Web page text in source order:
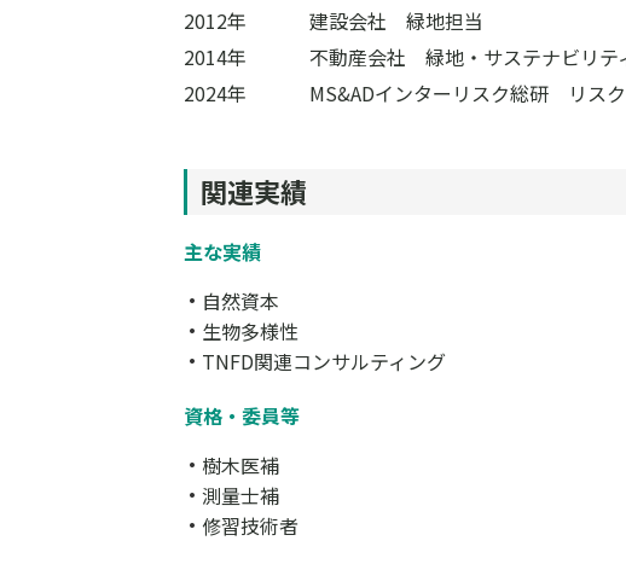
2012年
建設会社 緑地担当
2014年
不動産会社 緑地・サステナビリテ
2024年
MS&ADインターリスク総研 リス
関連実績
主な実績
自然資本
生物多様性
TNFD関連コンサルティング
資格・委員等
樹木医補
測量士補
修習技術者